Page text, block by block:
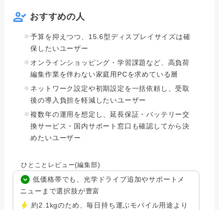
おすすめの人
予算を抑えつつ、15.6型ディスプレイサイズは確
保したいユーザー
オンラインショッピング・学習課題など、高負荷
編集作業を伴わない家庭用PCを求めている層
ネットワーク設定や初期設定を一括依頼し、受取
後の導入負担を軽減したいユーザー
複数年の運用を想定し、延長保証・バッテリー交
換サービス・国内サポート窓口も確認してから決
めたいユーザー
ひとことレビュー(編集部)
低価格帯でも、光学ドライブ追加やサポートメ
ニューまで選択肢が豊富
約2.1kgのため、毎日持ち運ぶモバイル用途より